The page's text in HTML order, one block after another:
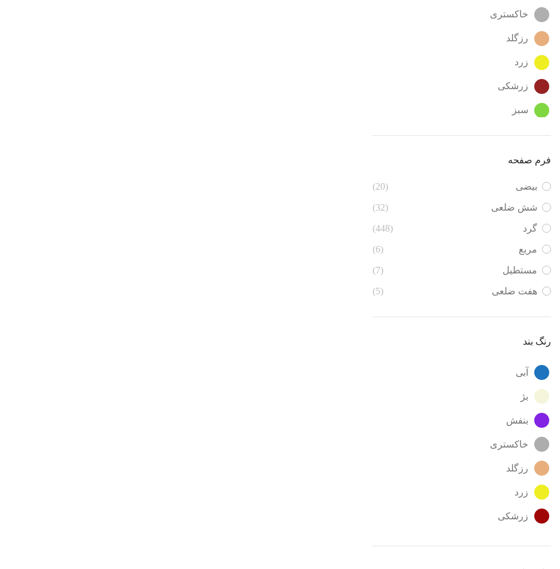
خاکستری
رزگلد
زرد
زرشکی
سبز
سبز - آبی
سبز تیره
سفید
صدفی
صورتی
طلایی
مشکی
نقره ای
نوک مدادی
فرم صفحه
بیضی (20)
شش ضلعی (32)
گرد (448)
مربع (6)
مستطیل (7)
هفت ضلعی (5)
رنگ بند
آبی
بژ
بنفش
خاکستری
رزگلد
زرد
زرشکی